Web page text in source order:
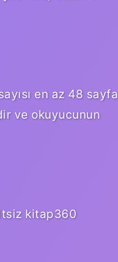
en az 48 sayfa
ve okuyucunun
kitap360